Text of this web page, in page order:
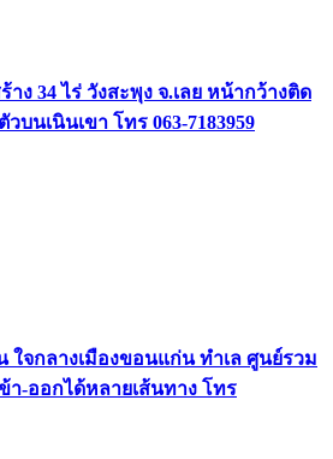
ง 34 ไร่ วังสะพุง จ.เลย หน้ากว้างติด
นเนินเขา โทร 063-7183959
จกลางเมืองขอนแก่น ทำเล ศูนย์รวม
า-ออกได้หลายเส้นทาง โทร